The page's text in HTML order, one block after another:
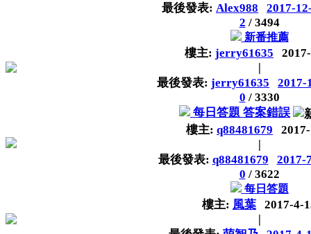
最後發表: Alex988
2017-
2 / 3494
新番推薦
樓主: jerry61635
|
最後發表: jerry61635
2017-
0 / 3330
每日答題 答案錯誤
樓主: q88481679
|
最後發表: q88481679
2017-
0 / 3622
每日答題
樓主: 風葉
2017-4-
|